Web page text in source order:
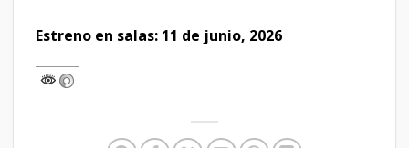
Estreno en salas: 11 de junio, 2026